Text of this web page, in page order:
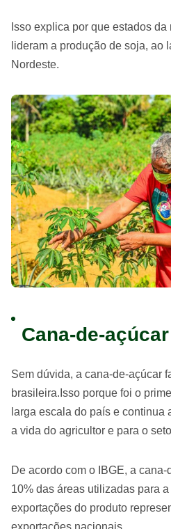
Isso explica por que estados da
lideram a produção de soja, ao
Nordeste.
Cana-de-açúcar
Sem dúvida, a cana-de-açúcar
brasileira.Isso porque foi o
larga escala do país e continua
a vida do agricultor e para o
De acordo com o IBGE, a
10% das áreas utilizadas para
exportações do produto